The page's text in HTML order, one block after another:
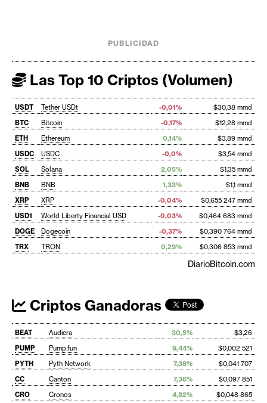
PUBLICIDAD
Las Top 10 Criptos (Volumen)
USDT Tether USDt -0,01%
$30,38 mmd
BTC
Bitcoin -0,17%
$12,28 mmd
ETH
Ethereum 0,14%
$3,89 mmd
USDC
USDC -0,0%
$3,54 mmd
SOL
Solana 2,05%
$1,35 mmd
BNB
BNB 1,33%
$1,1 mmd
XRP
XRP -0,04%
$0,655 247 mmd
USD1
World Liberty Financial USD -0,03%
$0,464 683 mmd
DOGE
Dogecoin -0,37%
$0,390 764 mmd
TRX
TRON 0,29% $0,306 853 mmd
DiarioBitcoin.com
Criptos Ganadoras
BEAT Audiera 30,5%
$3,26
PUMP
Pump.fun 9,44%
$0,002 521
PYTH
Pyth Network 7,38%
$0,041 707
CC
Canton 7,36%
$0,097 851
CRO
Cronos 4,82%
$0,048 865